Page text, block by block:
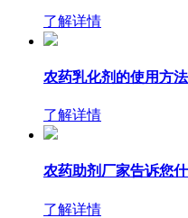
了解详情
农药乳化剂的使用方
了解详情
农药助剂厂家告诉您
了解详情